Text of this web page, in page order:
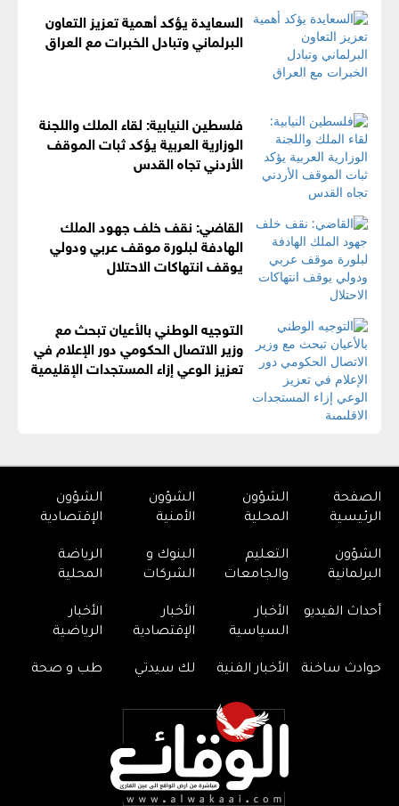
السعايدة يؤكد أهمية تعزيز التعاون
البرلماني وتبادل الخبرات مع العراق
فلسطين النيابية: لقاء الملك واللجنة
الوزارية العربية يؤكد ثبات الموقف
الأردني تجاه القدس
القاضي: نقف خلف جهود الملك
الهادفة لبلورة موقف عربي ودولي
يوقف انتهاكات الاحتلال
التوجيه الوطني بالأعيان تبحث مع
وزير الاتصال الحكومي دور الإعلام في
تعزيز الوعي إزاء المستجدات الإقليمية
الصفحة
الرئيسية
الشؤون
المحلية
الشؤون
الأمنية
الشؤون
الإقتصادية
الشؤون
البرلمانية
التعليم
والجامعات
البنوك و
الشركات
الرياضة
المحلية
أحداث الفيديو
الأخبار
السياسية
الأخبار
الإقتصادية
الأخبار
الرياضية
حوادث ساخنة الأخبار الفنية لك سيدتي طب و صحة